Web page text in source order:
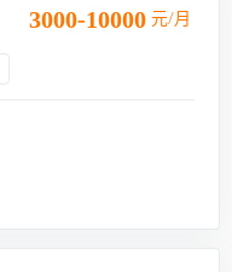
3000-10000 元/月